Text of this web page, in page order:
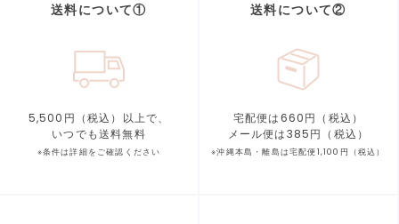
送料について①
5,500円（税込）以上で、
いつでも送料無料
※条件は詳細をご確認ください
送料について②
宅配便は660円（税込）
メール便は385円（税込）
※沖縄本島・離島は宅配便1,100円（税込）